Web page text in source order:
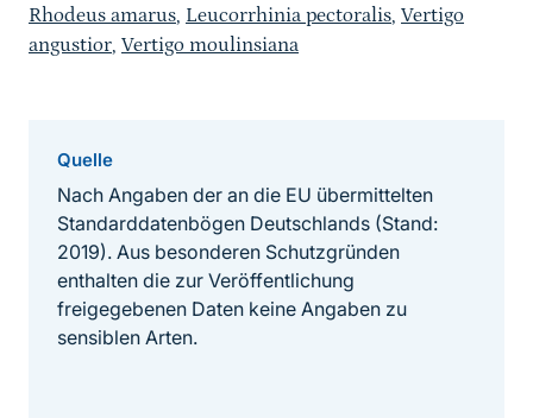
Rhodeus amarus, Leucorrhinia pectoralis, Vertigo
angustior, Vertigo moulinsiana
Quelle
Nach Angaben der an die EU übermittelten
Standarddatenbögen Deutschlands (Stand:
2019). Aus besonderen Schutzgründen
enthalten die zur Veröffentlichung
freigegebenen Daten keine Angaben zu
sensiblen Arten.